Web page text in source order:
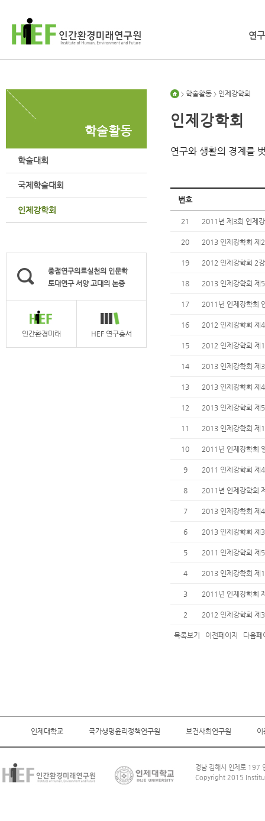
연
학술활동
학술대회
국제학술대회
인제강학회
중점연구의료실천의 인문학
토대연구 서양 고대의 논증
인간환경미래 HEF 연구총서
> 학술활동 > 인제강학회
인제강학회
연구와 생활의 경계를
번호
21 2011년 제3회 인제
20 2013 인제강학회 제
19 2012 인제강학회 2
18 2013 인제강학회 제
17 2011년 인제강학회
16 2012 인제강학회 제
15 2012 인제강학회 제
14 2013 인제강학회 제
13 2013 인제강학회 제
12 2013 인제강학회 제
11 2013 인제강학회 제
10 2011년 인제강학회
9 2011 인제강학회 제
8 2011년 인제강학회
7 2013 인제강학회 제
6 2013 인제강학회 제
5 2011 인제강학회 제
4 2013 인제강학회 제
3 2011년 인제강학회
2 2012 인제강학회 제
목록보기 이전페이지 다음페
인제대학교 국가생명윤리정책연구원 보건사회연구원 이
경남 김해시 인제로
Copyright 2015